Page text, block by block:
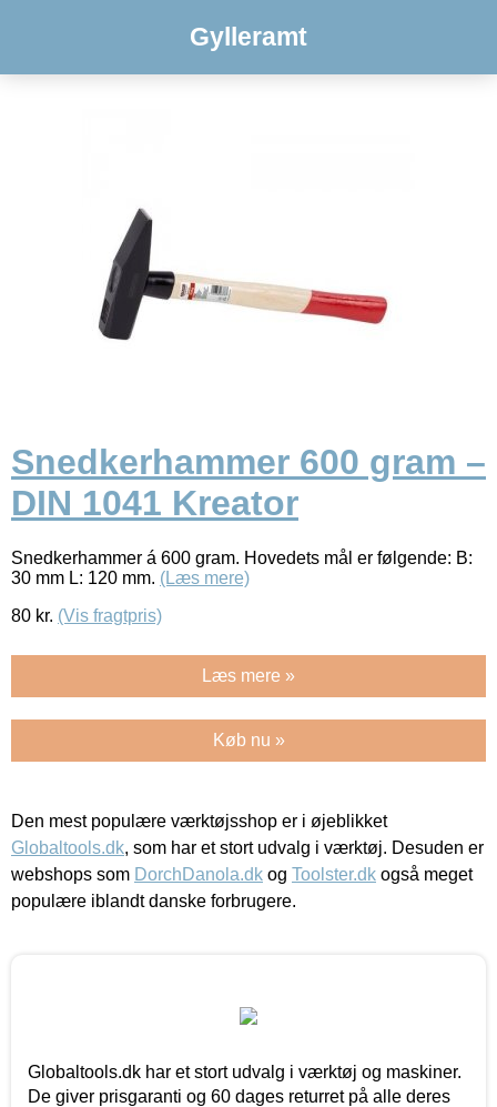
Gylleramt
Snedkerhammer 600 gram –
DIN 1041 Kreator
Snedkerhammer á 600 gram. Hovedets mål er følgende: B:
30 mm L: 120 mm. (Læs mere)
80 kr. (Vis fragtpris)
Læs mere »
Køb nu »
Den mest populære værktøjsshop er i øjeblikket
Globaltools.dk, som har et stort udvalg i værktøj. Desuden er
webshops som DorchDanola.dk og Toolster.dk også meget
populære iblandt danske forbrugere.
Globaltools.dk har et stort udvalg i værktøj og maskiner.
De giver prisgaranti og 60 dages returret på alle deres